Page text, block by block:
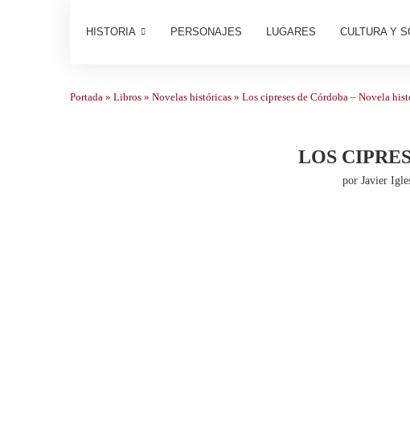
HISTORIA PERSONAJES LUGARES CULTURA Y
Portada » Libros » Novelas históricas » Los cipreses de Córdoba – Novela
LOS
por Javier